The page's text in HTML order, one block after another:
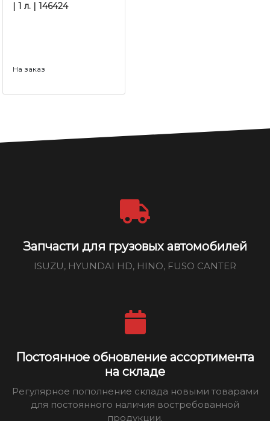
| 1 л. | 146424
На заказ
Запчасти для грузовых автомобилей
ISUZU, HYUNDAI HD, HINO, FUSO CANTER
Постоянное обновление ассортимента
на складе
Регулярное пополнение склада новыми товарами
для постоянного наличия востребованной
продукции.